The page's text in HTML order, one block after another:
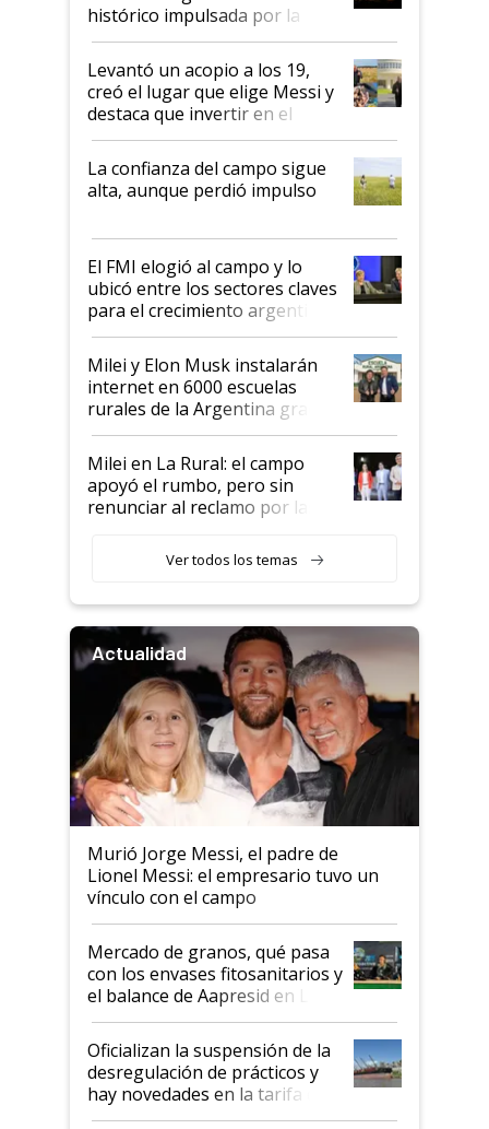
histórico impulsada por la
cosecha y las exportaciones
Levantó un acopio a los 19,
creó el lugar que elige Messi y
destaca que invertir en el
kirchnerismo era como "darle
plata a un hijo para droga":
Juan Félix Rossetti, el libertario
que de una dura crisis salió
de Milei
La confianza del campo sigue
alta, aunque perdió impulso
El FMI elogió al campo y lo
ubicó entre los sectores claves
para el crecimiento argentino
Milei y Elon Musk instalarán
internet en 6000 escuelas
rurales de la Argentina gracias
a un acuerdo con Starlink
Milei en La Rural: el campo
apoyó el rumbo, pero sin
renunciar al reclamo por las
Ver todos los temas
Actualidad
Murió Jorge Messi, el padre de
Lionel Messi: el empresario tuvo un
vínculo con el campo
Mercado de granos, qué pasa
con los envases fitosanitarios y
el balance de Aapresid en La
Posta
Oficializan la suspensión de la
desregulación de prácticos y
hay novedades en la tarifa de
la hidrovía